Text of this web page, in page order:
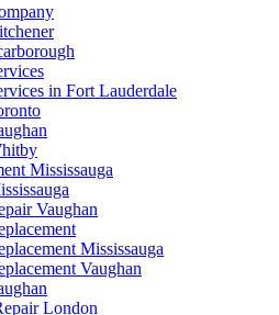
in Fort Lauderdale
Mississauga
Vaughan
Mississauga
Vaughan
London